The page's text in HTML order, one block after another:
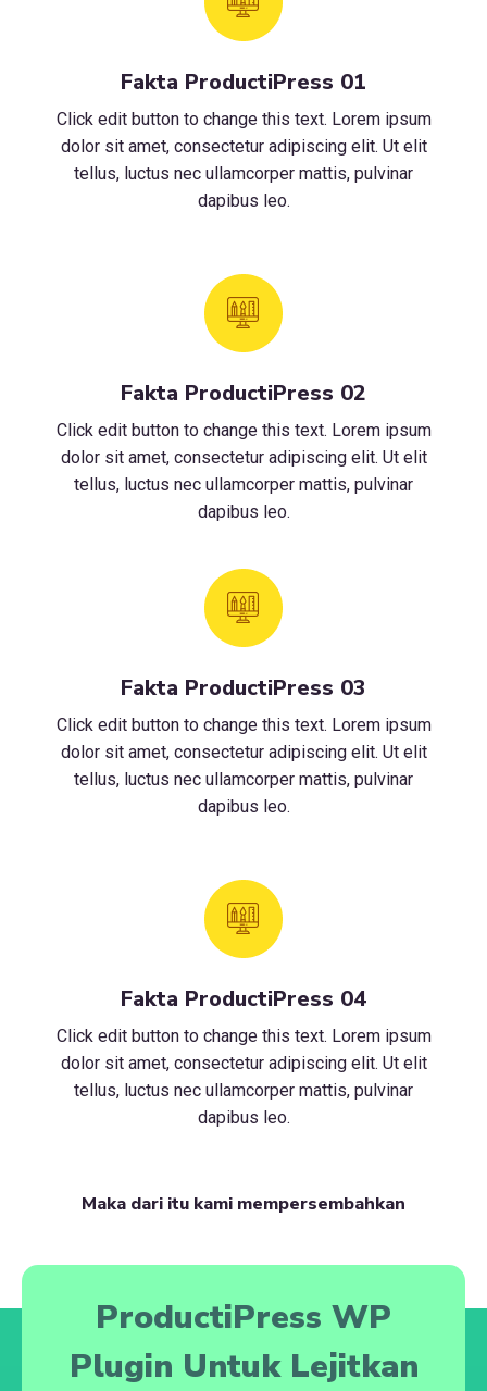
Fakta ProductiPress 01
Click edit button to change this text. Lorem ipsum
dolor sit amet, consectetur adipiscing elit. Ut elit
tellus, luctus nec ullamcorper mattis, pulvinar
dapibus leo.
Fakta ProductiPress 02
Click edit button to change this text. Lorem ipsum
dolor sit amet, consectetur adipiscing elit. Ut elit
tellus, luctus nec ullamcorper mattis, pulvinar
dapibus leo.
Fakta ProductiPress 03
Click edit button to change this text. Lorem ipsum
dolor sit amet, consectetur adipiscing elit. Ut elit
tellus, luctus nec ullamcorper mattis, pulvinar
dapibus leo.
Fakta ProductiPress 04
Click edit button to change this text. Lorem ipsum
dolor sit amet, consectetur adipiscing elit. Ut elit
tellus, luctus nec ullamcorper mattis, pulvinar
dapibus leo.
Maka dari itu kami mempersembahkan
ProductiPress WP
Plugin Untuk Lejitkan